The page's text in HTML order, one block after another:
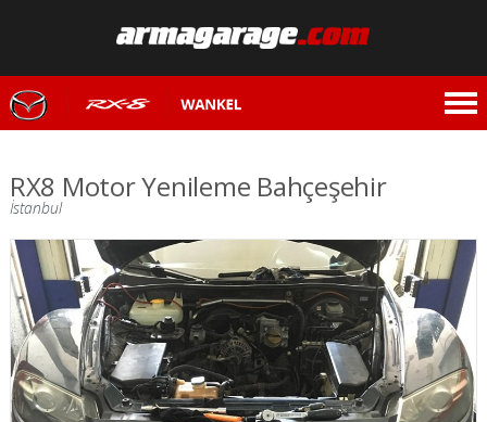
RX8 Motor Yenileme Bahçeşehir
İstanbul